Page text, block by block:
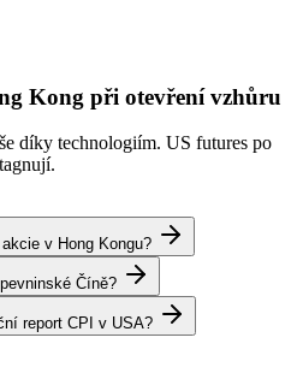
Kong při otevření vzhůru
díky technologiím. US futures po
v Hong Kongu?
Číně?
report CPI v USA?